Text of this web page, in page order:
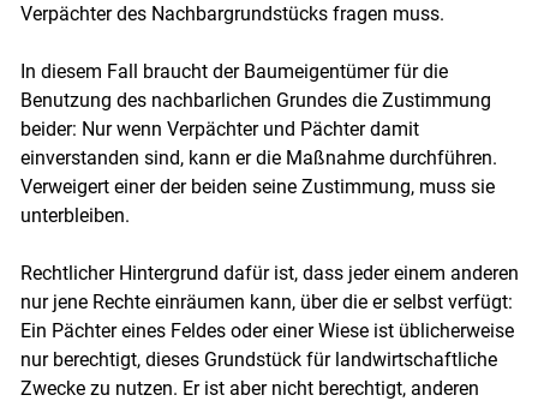
Skip to main content
Verpächter des Nachbargrundstücks fragen muss.
In diesem Fall braucht der Baumeigentümer für die
Benutzung des nachbarlichen Grundes die Zustimmung
beider: Nur wenn Verpächter und Pächter damit
einverstanden sind, kann er die Maßnahme durchführen.
Verweigert einer der beiden seine Zustimmung, muss sie
unterbleiben.
Rechtlicher Hintergrund dafür ist, dass jeder einem anderen
nur jene Rechte einräumen kann, über die er selbst verfügt:
Ein Pächter eines Feldes oder einer Wiese ist üblicherweise
nur berechtigt, dieses Grundstück für landwirtschaftliche
Zwecke zu nutzen. Er ist aber nicht berechtigt, anderen